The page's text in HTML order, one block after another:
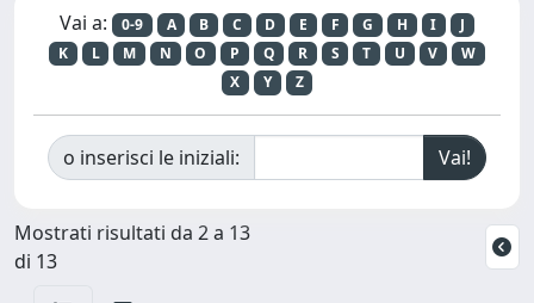
Vai a: 0-9 A B C D E F G H I
J
K
L M N O P Q R S T U V
W
X
Y Z
o inserisci le iniziali:
Mostrati risultati da 2 a 13
di 13